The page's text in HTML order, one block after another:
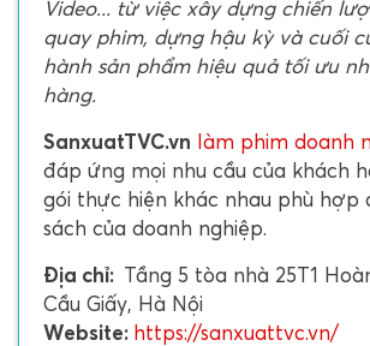
Video... từ việc xây dựng chiến
quay phim, dựng hậu kỳ và cuối
hành sản phẩm hiệu quả tối ưu
hàng.
SanxuatTVC.vn làm phim doanh
đáp ứng mọi nhu cầu của khách
gói thực hiện khác nhau phù hợp
sách của doanh nghiệp.
Địa chỉ: Tầng 5 tòa nhà 25T1
Cầu Giấy, Hà Nội
Website: https://sanxuattvc.vn/